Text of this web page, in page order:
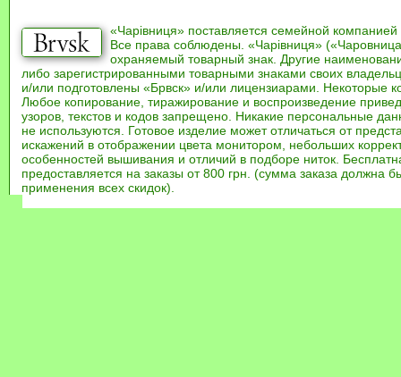
«Чарівниця» поставляется семейной компанией
Все права соблюдены. «Чарівниця»
охраняемый товарный знак. Другие
либо зарегистрированными товарными знаками своих
и/или подготовлены «Брвск» и/или лицензиарами. Некоторые
Любое копирование, тиражирование и воспроизведение
узоров, текстов и кодов запрещено. Никакие персональные
не используются. Готовое изделие может отличаться от
искажений в отображении цвета монитором, небольших
особенностей вышивания и отличий в подборе ниток.
предоставляется на заказы от 800 грн. (сумма заказа должна
применения всех скидок).